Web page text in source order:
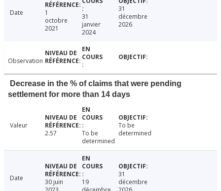
Date
1
octobre
2021
31
janvier
2024
31
décembre
2026
Observation
Decrease in the % of claims that were pending
settlement for more than 14 days
Valeur
2.57
To be
determined
To be
determined
Date
30 juin
19
31
décembre